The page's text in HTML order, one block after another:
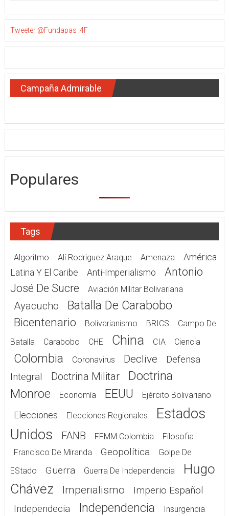
Tweeter @Fundapas_4F
Campaña Admirable
Populares
Tags
Algoritmo Alí Rodriguez Araque Amenaza
América
Latina Y El Caribe
Anti-Imperialismo
Antonio
José De Sucre
Aviación Militar Bolivariana
Ayacucho Batalla De Carabobo
Bicentenario Bolivarianismo BRICS
Campo De
Batalla
Carabobo CHE China CIA Ciencia
Colombia Coronavirus Declive
Defensa
Integral
Doctrina Militar
Doctrina
Monroe
Economía EEUU Ejército Bolivariano
Elecciones Elecciones Regionales
Estados
Unidos
FANB FFMM Colombia
Filosofia
Francisco De Miranda
Geopolítica
Golpe De
EStado
Guerra Guerra De Independencia
Hugo
Chávez
Imperialismo
Imperio Español
Independecia
Independencia Insurgencia